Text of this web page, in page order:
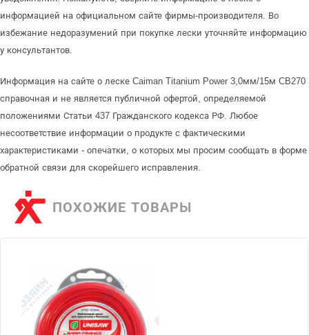
информацией на официальном сайте фирмы-производителя. Во
избежание недоразумений при покупке лески уточняйте информацию
у консультантов.
Информация на сайте о леске Caiman Titanium Power 3,0мм/15м CB270
справочная и не является публичной офертой, определяемой
положениями Статьи 437 Гражданского кодекса РФ. Любое
несоответствие информации о продукте с фактическими
характеристиками - опечатки, о которых мы просим сообщать в форме
обратной связи для скорейшего исправления.
ПОХОЖИЕ ТОВАРЫ